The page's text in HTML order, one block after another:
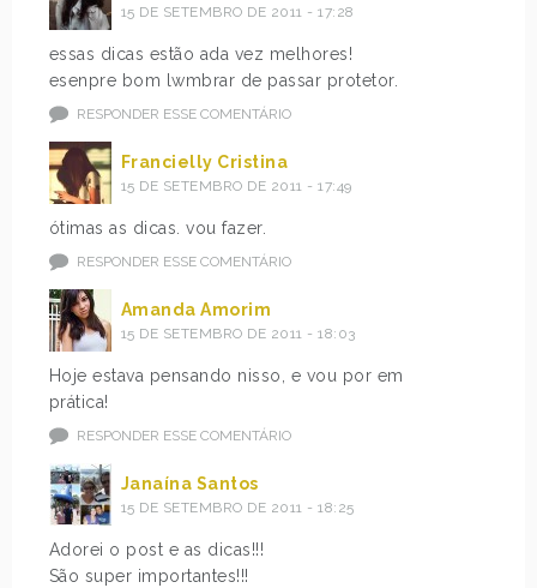
15 DE SETEMBRO DE 2011 - 17:28
essas dicas estão ada vez melhores!
esenpre bom lwmbrar de passar protetor.
RESPONDER ESSE COMENTÁRIO
Francielly Cristina
15 DE SETEMBRO DE 2011 - 17:49
ótimas as dicas. vou fazer.
RESPONDER ESSE COMENTÁRIO
Amanda Amorim
15 DE SETEMBRO DE 2011 - 18:03
Hoje estava pensando nisso, e vou por em
prática!
RESPONDER ESSE COMENTÁRIO
Janaína Santos
15 DE SETEMBRO DE 2011 - 18:25
Adorei o post e as dicas!!!
São super importantes!!!